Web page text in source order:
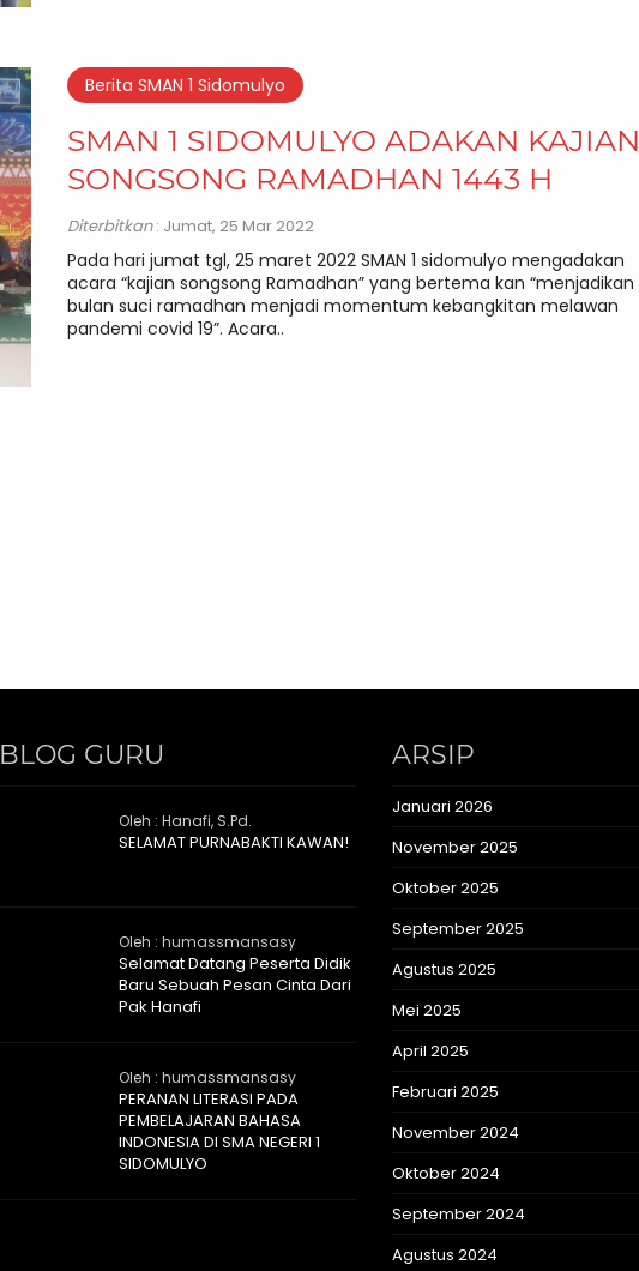
Berita SMAN 1 Sidomulyo
SMAN 1 SIDOMULYO ADAKAN KAJIAN
SONGSONG RAMADHAN 1443 H
Diterbitkan: Jumat, 25 Mar 2022
Pada hari jumat tgl, 25 maret 2022 SMAN 1 sidomulyo mengadakan
acara “kajian songsong Ramadhan” yang bertema kan “menjadikan
bulan suci ramadhan menjadi momentum kebangkitan melawan
pandemi covid 19”. Acara..
BLOG GURU
Oleh : Hanafi, S.Pd.
SELAMAT PURNABAKTI KAWAN!
Oleh : humassmansasy
Selamat Datang Peserta Didik
Baru Sebuah Pesan Cinta Dari
Pak Hanafi
Oleh : humassmansasy
PERANAN LITERASI PADA
PEMBELAJARAN BAHASA
INDONESIA DI SMA NEGERI 1
SIDOMULYO
ARSIP
Januari 2026
November 2025
Oktober 2025
September 2025
Agustus 2025
Mei 2025
April 2025
Februari 2025
November 2024
Oktober 2024
September 2024
Agustus 2024